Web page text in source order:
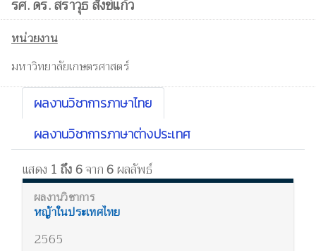
รศ. ดร. สราวุธ สังข์แก้ว
หน่วยงาน
มหาวิทยาลัยเกษตรศาสตร์
ผลงานวิชาการภาษาไทย
ผลงานวิชาการภาษาต่างประเทศ
แสดง 1 ถึง 6จาก6ผลลัพธ์
หญ้าในประเทศไทย
2565